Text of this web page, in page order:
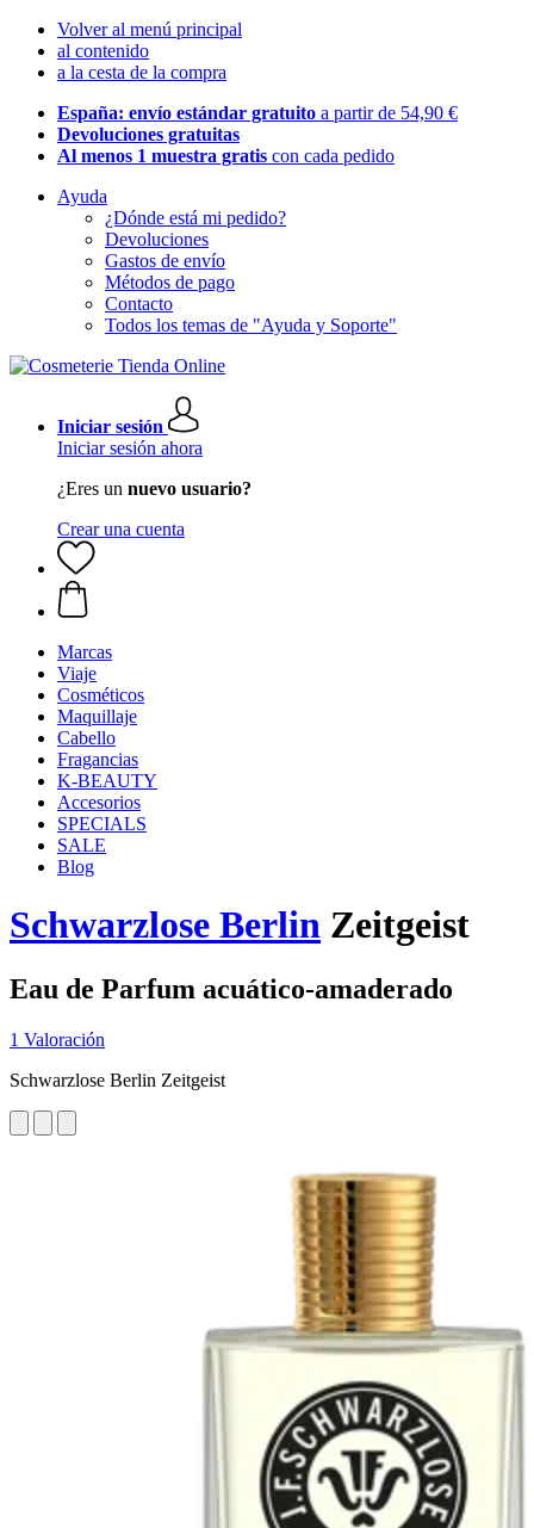
Volver al menú principal
al contenido
a la cesta de la compra
España: envío estándar gratuito a partir de 54,90 €
Devoluciones gratuitas
Al menos 1 muestra gratis con cada pedido
Ayuda
¿Dónde está mi pedido?
Devoluciones
Gastos de envío
Métodos de pago
Contacto
Todos los temas de "Ayuda y Soporte"
Iniciar sesión
Iniciar sesión ahora
¿Eres un nuevo usuario?
Crear una cuenta
Marcas
Viaje
Cosméticos
Maquillaje
Cabello
Fragancias
K-BEAUTY
Accesorios
SPECIALS
SALE
Blog
Schwarzlose Berlin Zeitgeist
Eau de Parfum acuático-amaderado
1 Valoración
Schwarzlose Berlin Zeitgeist